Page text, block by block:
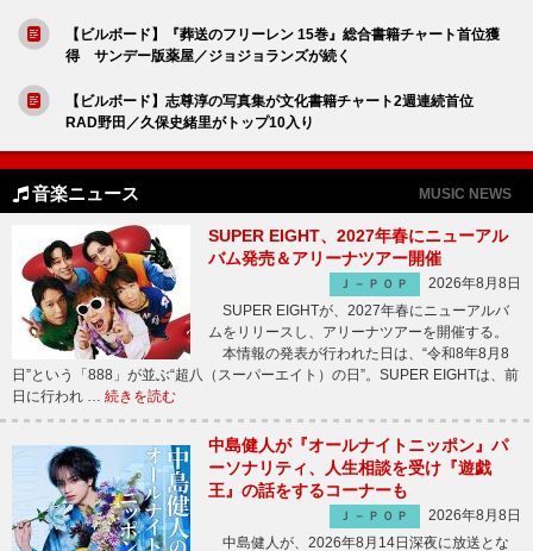
【ビルボード】『葬送のフリーレン 15巻』総合書籍チャート首位獲
得 サンデー版薬屋／ジョジョランズが続く
【ビルボード】志尊淳の写真集が文化書籍チャート2週連続首位
RAD野田／久保史緒里がトップ10入り
音楽ニュース MUSIC NEWS
SUPER EIGHT、2027年春にニューアル
バム発売＆アリーナツアー開催
Ｊ－ＰＯＰ
2026年8月8日
SUPER EIGHTが、2027年春にニューアルバ
ムをリリースし、アリーナツアーを開催する。
本情報の発表が行われた日は、“令和8年8月8
日”という「888」が並ぶ“超八（スーパーエイト）の日”。SUPER EIGHTは、前
日に行われ … 続きを読む
中島健人が『オールナイトニッポン』パ
ーソナリティ、人生相談を受け『遊戯
王』の話をするコーナーも
Ｊ－ＰＯＰ
2026年8月8日
中島健人が、2026年8月14日深夜に放送とな